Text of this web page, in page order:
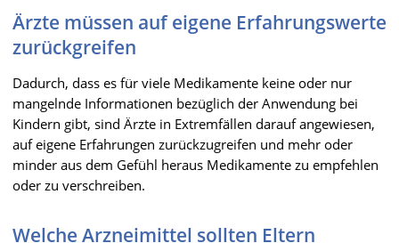
Ärzte müssen auf eigene Erfahrungswerte
zurückgreifen
Dadurch, dass es für viele Medikamente keine oder nur
mangelnde Informationen bezüglich der Anwendung bei
Kindern gibt, sind Ärzte in Extremfällen darauf angewiesen,
auf eigene Erfahrungen zurückzugreifen und mehr oder
minder aus dem Gefühl heraus Medikamente zu empfehlen
oder zu verschreiben.
Welche Arzneimittel sollten Eltern